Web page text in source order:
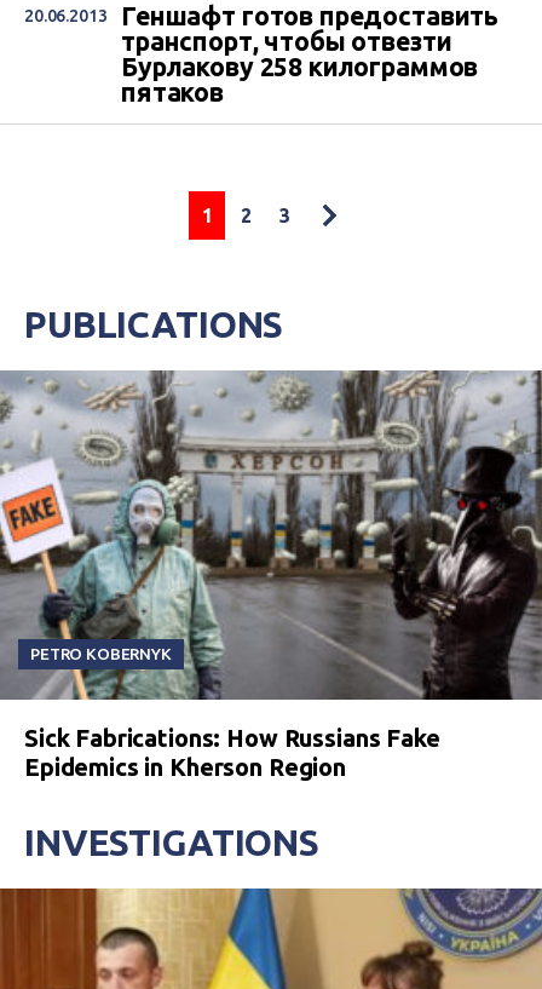
20.06.2013
Геншафт готов предоставить
транспорт, чтобы отвезти
Бурлакову 258 килограммов
пятаков
1 2 3
PUBLICATIONS
PETRO KOBERNYK
Sick Fabrications: How Russians Fake
Epidemics in Kherson Region
INVESTIGATIONS